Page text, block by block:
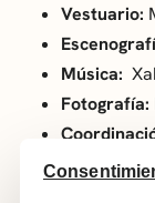
Vestuario:
Música:
Fotografía: